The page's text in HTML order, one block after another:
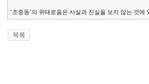
‘조중동’의 위태로움은 사실과 진실을 보지 않는 것